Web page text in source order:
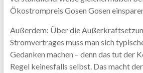
Ökostrompreis Gosen Gosen
Außerdem: Über die
Stromvertrages muss man sich
Gedanken machen – denn das tut der
Regel keinesfalls selbst. Das macht